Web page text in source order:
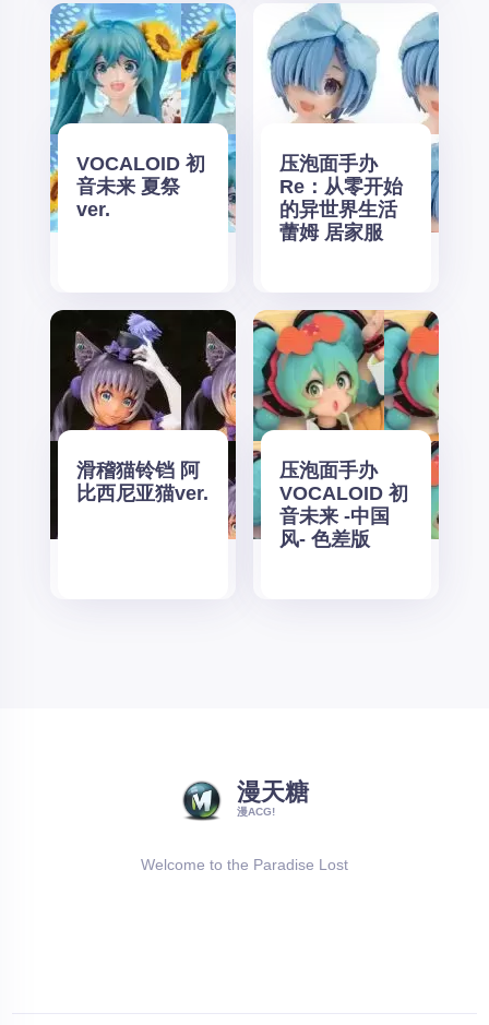
VOCALOID 初
音未来 夏祭
ver.
压泡面手办
Re：从零开始
的异世界生活
蕾姆 居家服
滑稽猫铃铛 阿
比西尼亚猫ver.
压泡面手办
VOCALOID 初
音未来 -中国
风- 色差版
漫天糖
漫ACG!
Welcome to the Paradise Lost